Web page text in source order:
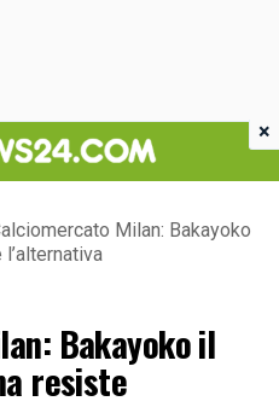
Milan: Bakayoko
Bakayoko il
resiste
×